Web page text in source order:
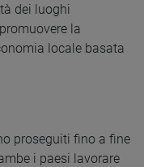
dei luoghi
la
locale basata
proseguiti fino a fine
i paesi lavorare